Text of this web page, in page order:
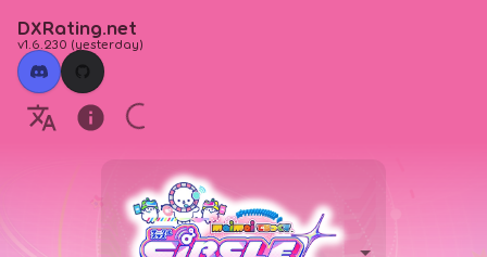
DXRating.net
v1.6.230 (yesterday)